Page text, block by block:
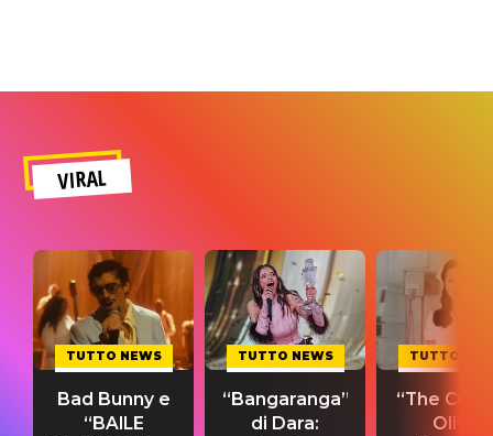
VIRAL
TUTTO NEWS
Bad Bunny e
“BAILE
TUTTO NEWS
“Bangaranga”
di Dara:
TUTTO
“The
Olivia